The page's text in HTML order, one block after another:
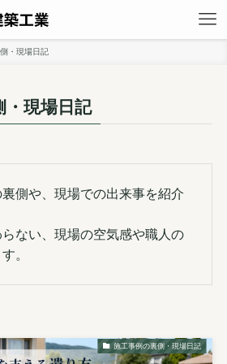
・現場日記
・現場日記
側や、現場での出来事を紹介
ない、現場の空気感や職人の
。
施工事例の裏側・現場日記